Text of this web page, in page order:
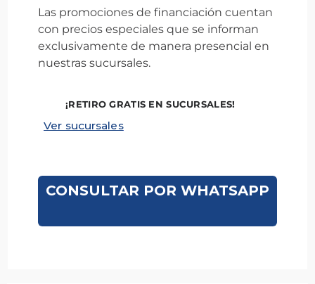
Las promociones de financiación cuentan
con precios especiales que se informan
exclusivamente de manera presencial en
nuestras sucursales.
¡RETIRO GRATIS EN SUCURSALES!
Ver sucursales
CONSULTAR POR WHATSAPP